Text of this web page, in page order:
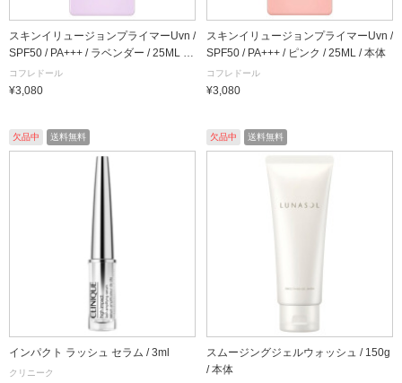
スキンイリュージョンプライマーUvn /
SPF50 / PA+++ / ラベンダー / 25ML /
本体
コフレドール
¥3,080
スキンイリュージョンプライマーUvn /
SPF50 / PA+++ / ピンク / 25ML / 本体
コフレドール
¥3,080
欠品中 送料無料
インパクト ラッシュ セラム / 3ml
クリニーク
欠品中 送料無料
スムージングジェルウォッシュ / 150g
/ 本体